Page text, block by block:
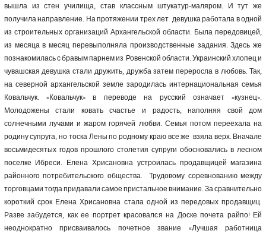
вышла из стен училища, став классным штукатур-маляром. И тут же
получила направление. На протяжении трех лет девушка работала в одной
из строительных организаций Архангельской области. Была передовицей,
из месяца в месяц перевыполняла производственные задания. Здесь же
познакомилась с бравым парнем из Ровенской области. Украинский хлопец и
чувашская девушка стали дружить, дружба затем переросла в любовь. Так,
на северной архангельской земле зародилась интернациональная семья
Ковальчук. «Ковальчук» в переводе на русский означает «кузнец».
Молодожены стали ковать счастье и радость, наполняя свой дом
солнечными лучами и жаром горячей любви. Семья потом переехала на
родину супруга, но тоска Лены по родному краю все же взяла верх. Вначале
восьмидесятых годов прошлого столетия супруги обосновались в лесном
поселке Ибреси. Елена Хрисановна устроилась продавщицей магазина
районного потребительского общества. Трудовому соревнованию между
торговцами тогда придавали самое пристальное внимание. За сравнительно
короткий срок Елена Хрисановна стала одной из передовых продавщиц.
Разве забудется, как ее портрет красовался на Доске почета райпо! Ей
неоднократно присваивалось почетное звание «Лучшая работница